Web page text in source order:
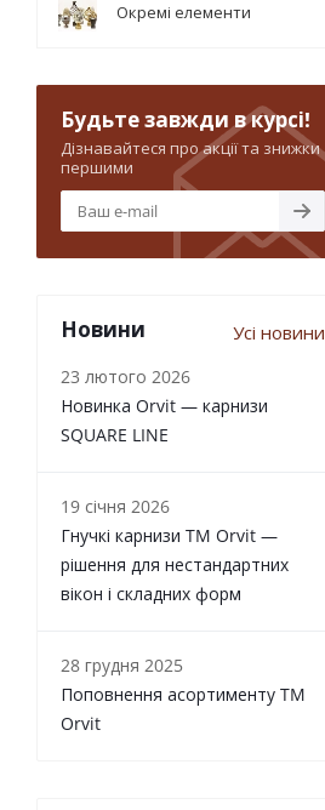
Окремі елементи
Будьте завжди в курсі!
Дізнавайтеся про акції та знижки
першими
Новини Усі новини
23 лютого 2026
Новинка Orvit — карнизи
SQUARE LINE
19 січня 2026
Гнучкі карнизи TM Orvit —
рішення для нестандартних
вікон і складних форм
28 грудня 2025
Поповнення асортименту TM
Orvit